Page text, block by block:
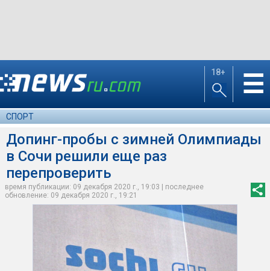
18+ ☰
СПОРТ
Допинг-пробы с зимней Олимпиады
в Сочи решили еще раз
перепроверить
время публикации: 09 декабря 2020 г., 19:03 | последнее
обновление: 09 декабря 2020 г., 19:21